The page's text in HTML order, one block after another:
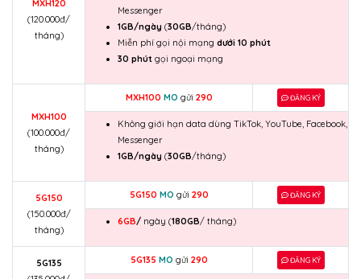
MXH120
(120.000đ/
tháng)
Messenger
1GB/ngày (30GB/tháng)
Miễn phí gọi nội mạng dưới 10 phút
30 phút gọi ngoại mạng
MXH100
(100.000đ/
tháng)
MXH100 MO gửi 290 ĐĂNG KÝ
Không giới hạn data dùng TikTok, YouTube, Facebook,
Messenger
1GB/ngày (30GB/tháng)
5G150
(150.000đ/
tháng)
5G150 MO gửi 290 ĐĂNG KÝ
6GB/ ngày (180GB/ tháng)
5G135
5G135 MO gửi 290 ĐĂNG KÝ